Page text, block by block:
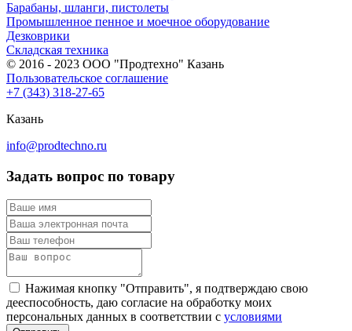
Барабаны, шланги, пистолеты
Промышленное пенное и моечное оборудование
Дезковрики
Складская техника
© 2016 - 2023 ООО "Продтехно" Казань
Пользовательское соглашение
+7 (343) 318-27-65
Казань
info@prodtechno.ru
Задать вопрос по товару
Нажимая кнопку "Отправить", я подтверждаю свою
дееспособность, даю согласие на обработку моих
персональных данных в соответствии с условиями